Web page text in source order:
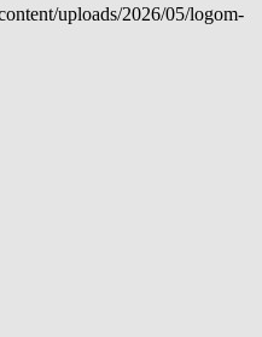
uploads/2026/05/logom-